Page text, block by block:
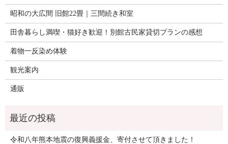
昭和の大広間 旧館22畳｜三間続き和室
田舎暮らし満喫・猫好き歓迎！別館古民家貸切プランの感想
着物一反染め体験
観光案内
通販
令和八年熊本地震の復興義援金、寄付させて頂きました！